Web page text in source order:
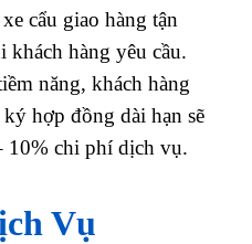
cẩu giao hàng tận
hàng yêu cầu.
năng, khách hàng
hợp đồng dài hạn sẽ
10% chi phí dịch vụ.
Vụ